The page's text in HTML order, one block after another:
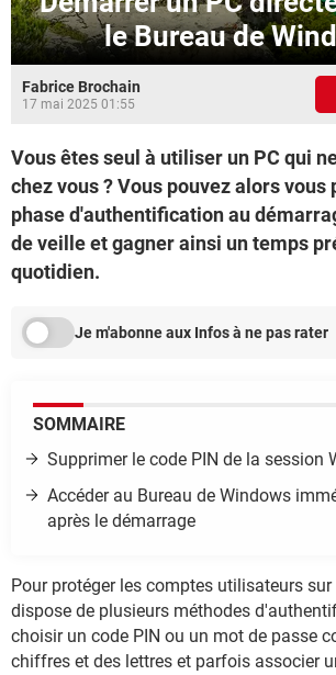
le Bureau de
Fabrice Brochain
17 mai 2025 01:55
Vous êtes seul à utiliser un PC qui
chez vous ? Vous pouvez alors vous
phase d'authentification au
de veille et gagner ainsi un temps
quotidien.
Je m'abonne aux Infos à ne pas rater
SOMMAIRE
Supprimer le code PIN de la session
Accéder au Bureau de Windows
après le démarrage
Pour protéger les comptes utilisateurs sur
dispose de plusieurs méthodes
choisir un code PIN ou un mot de passe
chiffres et des lettres et parfois associer